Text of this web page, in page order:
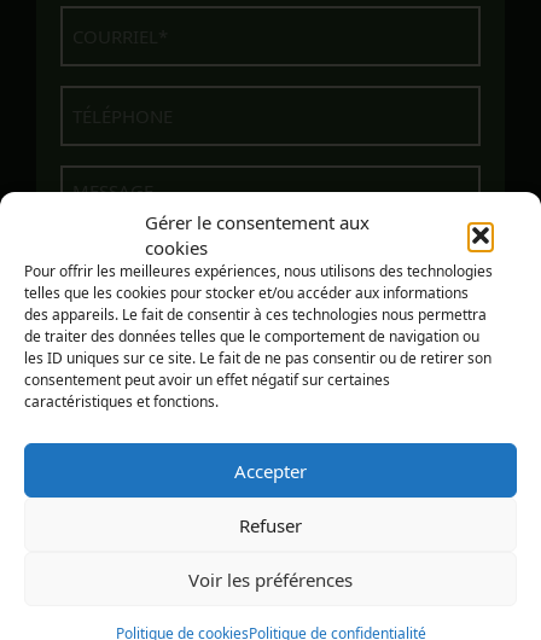
Gérer le consentement aux
cookies
Pour offrir les meilleures expériences, nous utilisons des technologies
telles que les cookies pour stocker et/ou accéder aux informations
des appareils. Le fait de consentir à ces technologies nous permettra
de traiter des données telles que le comportement de navigation ou
les ID uniques sur ce site. Le fait de ne pas consentir ou de retirer son
consentement peut avoir un effet négatif sur certaines
caractéristiques et fonctions.
Accepter
Refuser
Voir les préférences
Politique de cookiesPolitique de confidentialité
© COPYRIGHT - ATELIER EN HAUTEUR, 2023 -
DE CONFIDENTIALITÉ